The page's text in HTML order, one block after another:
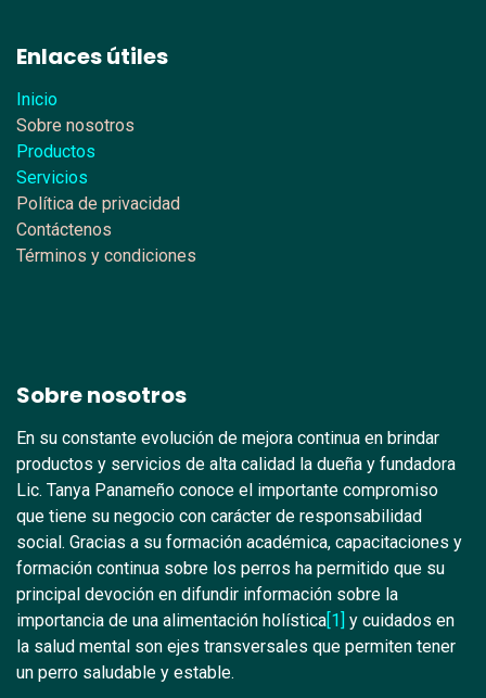
Enlaces útiles
Inicio
Sobre nosotros
Productos
Servicios
Política de privacidad
Contáctenos
Términos y condiciones
Sobre nosotros
En su constante evolución de mejora continua en brindar
productos y servicios de alta calidad la dueña y fundadora
Lic. Tanya Panameño conoce el importante compromiso
que tiene su negocio con carácter de responsabilidad
social. Gracias a su formación académica, capacitaciones y
formación continua sobre los perros ha permitido que su
principal devoción en difundir información sobre la
importancia de una alimentación holística[1] y cuidados en
la salud mental son ejes transversales que permiten tener
un perro saludable y estable.